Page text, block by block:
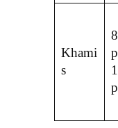
Khami
s